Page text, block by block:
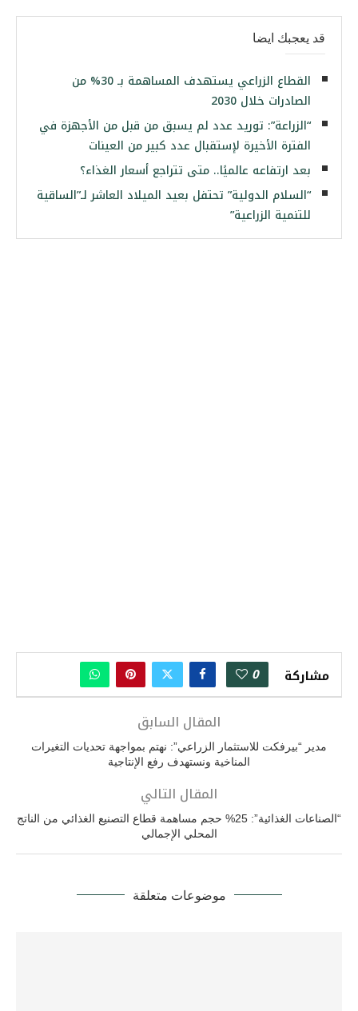
قد يعجبك ايضا
القطاع الزراعي يستهدف المساهمة بـ 30% من
الصادرات خلال 2030
“الزراعة”: توريد عدد لم يسبق من قبل من الأجهزة في
الفترة الأخيرة لإستقبال عدد كبير من العينات
بعد ارتفاعه عالميًا.. متى تتراجع أسعار الغذاء؟
“السلام الدولية” تحتفل بعيد الميلاد العاشر لـ”الساقية
للتنمية الزراعية”
مشاركة 0
المقال السابق
مدير “بيرفكت للاستثمار الزراعي”: نهتم بمواجهة تحديات التغيرات
المناخية ونستهدف رفع الإنتاجية
المقال التالي
“الصناعات الغذائية”: 25% حجم مساهمة قطاع التصنيع الغذائي من الناتج
المحلي الإجمالي
موضوعات متعلقة